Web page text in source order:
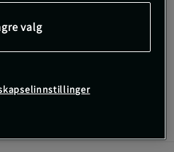
fra Björn Borg tilbyr komfortable
valg